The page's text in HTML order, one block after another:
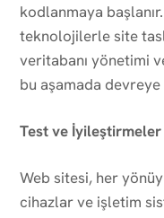
kodlanmaya
teknolojilerle site
veritabanı yönetimi
bu aşamada devreye
Test ve İyileştirmeler
Web sitesi, her
cihazlar ve işletim